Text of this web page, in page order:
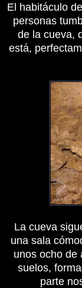
El habitáculo
personas
de la cueva,
está,
La cueva
una sala
unos ocho de
suelos,
parte